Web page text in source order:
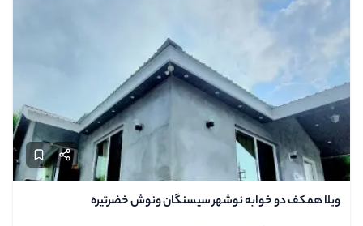
ویلا همکف دو خوابه نوشهر سیسنگان ونوش خضرتیره